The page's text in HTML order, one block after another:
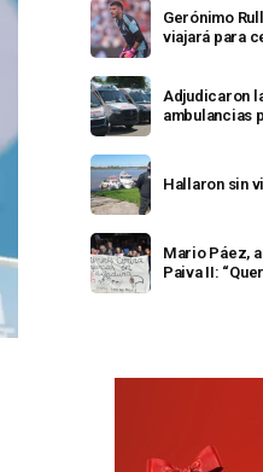
Gerónimo
viajará para
Adjudicaron
ambulancias
Hallaron sin
Mario Páez,
Paiva II: